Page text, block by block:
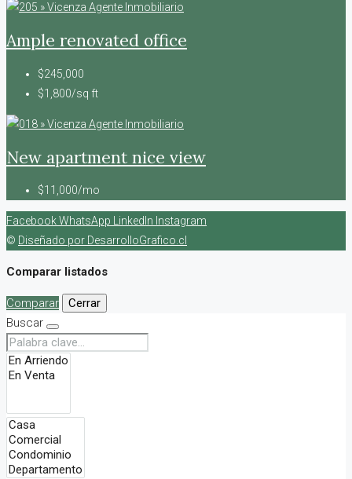
Ample renovated office
$245,000
$1,800/sq ft
New apartment nice view
$11,000/mo
FacebookWhatsApp LinkedIn Instagram
© Diseñado por DesarrolloGrafico.cl
Comparar listados
Comparar
Cerrar
Buscar